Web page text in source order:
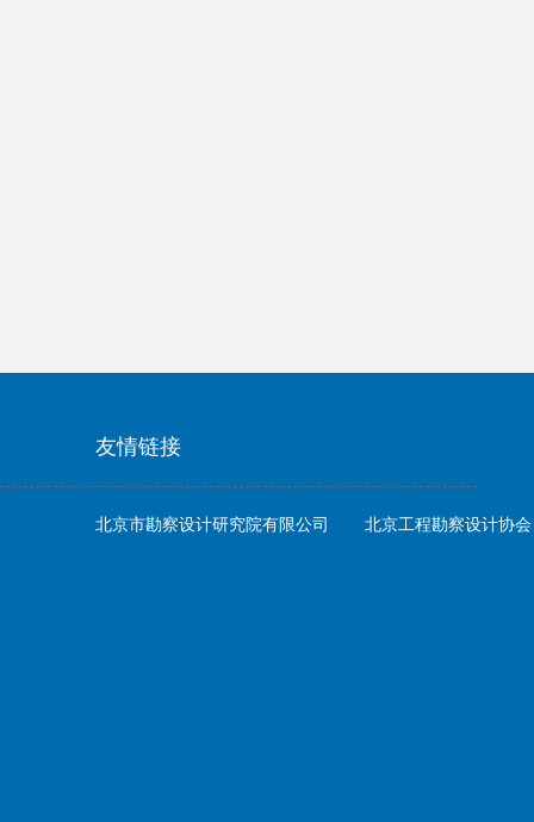
北京市勘察设计研究院有限公司 北京工程勘察设计协会
友情链接